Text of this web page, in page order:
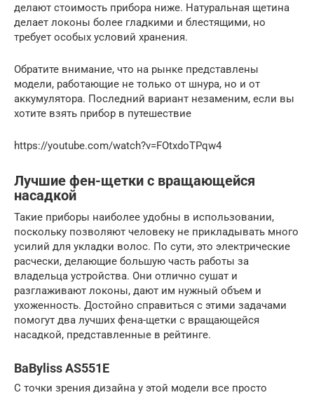
делают стоимость прибора ниже. Натуральная щетина
делает локоны более гладкими и блестящими, но
требует особых условий хранения.
Обратите внимание, что на рынке представлены
модели, работающие не только от шнура, но и от
аккумулятора. Последний вариант незаменим, если вы
хотите взять прибор в путешествие
https://youtube.com/watch?v=FOtxdoTPqw4
Лучшие фен-щетки с вращающейся
насадкой
Такие приборы наиболее удобны в использовании,
поскольку позволяют человеку не прикладывать много
усилий для укладки волос. По сути, это электрические
расчески, делающие большую часть работы за
владельца устройства. Они отлично сушат и
разглаживают локоны, дают им нужный объем и
ухоженность. Достойно справиться с этими задачами
помогут два лучших фена-щетки с вращающейся
насадкой, представленные в рейтинге.
BaByliss AS551E
С точки зрения дизайна у этой модели все просто